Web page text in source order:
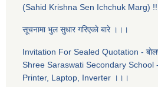
(Sahid Krishna Sen Ichchuk Marg)
सूचनामा भुल सुधार गरिएकाे बारे ।।।
Invitation For Sealed Quotation -
Shree Saraswati Secondary School
Printer, Laptop, Inverter ।।।